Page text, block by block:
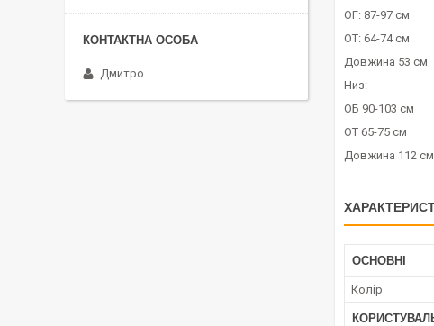
ОГ: 87-97 см
ОТ: 64-74 см
Довжина 53 см
Низ:
ОБ 90-103 см
ОТ 65-75 см
Довжина 112 см
ОСНОВНІ
Колір
Дмитро